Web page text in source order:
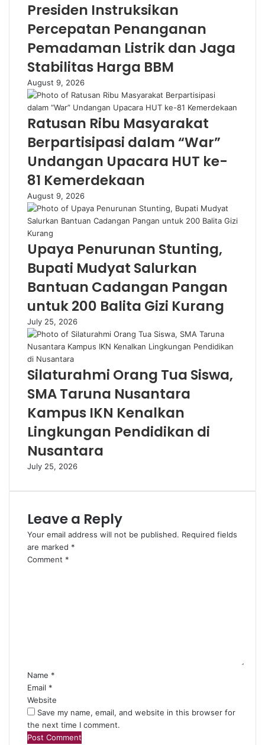
Presiden Instruksikan
Percepatan Penanganan
Pemadaman Listrik dan Jaga
Stabilitas Harga BBM
August 9, 2026
Ratusan Ribu Masyarakat
Berpartisipasi dalam “War”
Undangan Upacara HUT ke-
81 Kemerdekaan
August 9, 2026
Upaya Penurunan Stunting,
Bupati Mudyat Salurkan
Bantuan Cadangan Pangan
untuk 200 Balita Gizi Kurang
July 25, 2026
Silaturahmi Orang Tua Siswa,
SMA Taruna Nusantara
Kampus IKN Kenalkan
Lingkungan Pendidikan di
Nusantara
July 25, 2026
Leave a Reply
Your email address will not be published. Required fields
are marked *
Comment *
Name *
Email *
Website
Save my name, email, and website in this browser for
the next time I comment.